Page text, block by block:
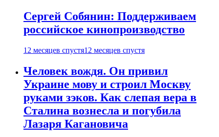
Сергей Собянин: Поддерживаем
российское кинопроизводство
12 месяцев спустя12 месяцев спустя
Человек вождя. Он привил
Украине мову и строил Москву
руками зэков. Как слепая вера в
Сталина вознесла и погубила
Лазаря Кагановича